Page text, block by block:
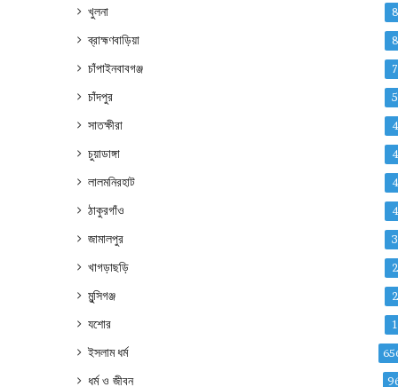
খুলনা 8
ব্রাহ্মণবাড়িয়া 8
চাঁপাইনবাবগঞ্জ 7
চাঁদপুর 5
সাতক্ষীরা 4
চুয়াডাঙ্গা 4
লালমনিরহাট 4
ঠাকুরগাঁও 4
জামালপুর 3
খাগড়াছড়ি 2
মুন্সিগঞ্জ 2
যশোর 1
ইসলাম ধর্ম
ধর্ম ও জীবন